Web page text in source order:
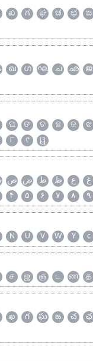
ಖ ಗ ಘ ಚ ಛ ಜ
ഖ ഗ ഘ ച ഛ ജ
ଘ ଙ ଚ ଛ ଜ ଝ
୮ ୯ ୱ
ص ض ط ظ ع غ
۴ ۵ ۶ ۷ ۸ ۹
N U V W Y c
ச ஜ ஞ ட ண த
ఖ గ ఘ ఙ చ ఛ